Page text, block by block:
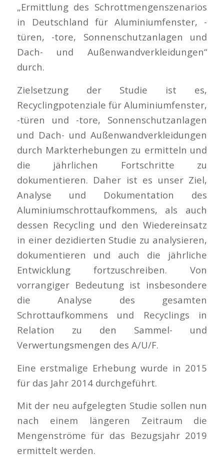
„Ermittlung des Schrottmengenszenarios
in Deutschland für Aluminiumfenster, -
türen, -tore, Sonnenschutzanlagen und
Dach- und Außenwandverkleidungen“
durch.
Zielsetzung der Studie ist es,
Recyclingpotenziale für Aluminiumfenster,
-türen und -tore, Sonnenschutzanlagen
und Dach- und Außenwandverkleidungen
durch Markterhebungen zu ermitteln und
die jährlichen Fortschritte zu
dokumentieren. Daher ist es unser Ziel,
Analyse und Dokumentation des
Aluminiumschrottaufkommens, als auch
dessen Recycling und den Wiedereinsatz
in einer dezidierten Studie zu analysieren,
dokumentieren und auch die jährliche
Entwicklung fortzuschreiben. Von
vorrangiger Bedeutung ist insbesondere
die Analyse des gesamten
Schrottaufkommens und Recyclings in
Relation zu den Sammel- und
Verwertungsmengen des A/U/F.
Eine erstmalige Erhebung wurde in 2015
für das Jahr 2014 durchgeführt.
Mit der neu aufgelegten Studie sollen nun
nach einem längeren Zeitraum die
Mengenströme für das Bezugsjahr 2019
ermittelt werden.